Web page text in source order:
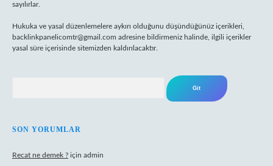
sayılırlar.
Hukuka ve yasal düzenlemelere aykırı olduğunu düşündüğünüz içerikleri,
backlinkpanelicomtr@gmail.com adresine bildirmeniz halinde, ilgili içerikler
yasal süre içerisinde sitemizden kaldırılacaktır.
SON YORUMLAR
Recat ne demek ? için admin